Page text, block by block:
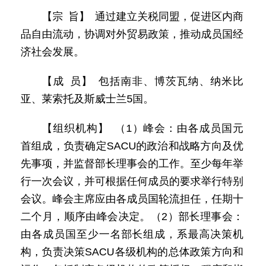
【宗 旨】 通过建立关税同盟，促进区内商
品自由流动，协调对外贸易政策，推动成员国经
济社会发展。
【成 员】 包括南非、博茨瓦纳、纳米比
亚、莱索托及斯威士兰5国。
【组织机构】 （1）峰会：由各成员国元
首组成，负责确定SACU的政治和战略方向及优
先事项，并监督部长理事会的工作。至少每年举
行一次会议，并可根据任何成员的要求举行特别
会议。峰会主席应由各成员国轮流担任，任期十
二个月，顺序由峰会决定。（2）部长理事会：
由各成员国至少一名部长组成，系最高决策机
构，负责决策SACU各级机构的总体政策方向和